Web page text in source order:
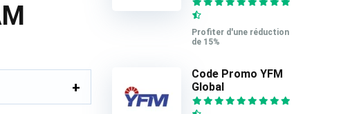
Profiter d'une réduction
de 15%
Code Promo YFM
Global